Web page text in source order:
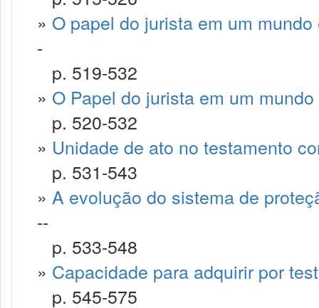
» O papel do jurista em um
-
p. 519-532
» O Papel do jurista em um
p. 520-532
» Unidade de ato no testamento
p. 531-543
» A evolução do sistema de
--
p. 533-548
» Capacidade para adquirir por
p. 545-575